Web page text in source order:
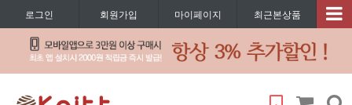
로그인 회원가입 마이페이지 최근본상품